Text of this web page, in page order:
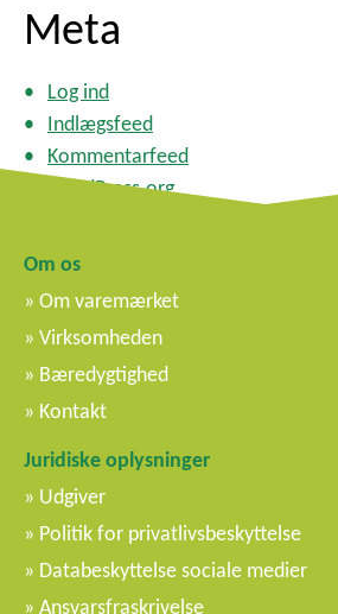
Meta
Log ind
Indlægsfeed
Kommentarfeed
WordPress.org
Om os
Om varemærket
Virksomheden
Bæredygtighed
Kontakt
Juridiske oplysninger
Udgiver
Politik for privatlivsbeskyttelse
Databeskyttelse sociale medier
Ansvarsfraskrivelse